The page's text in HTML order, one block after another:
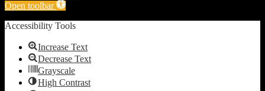
Open toolbar
Accessibility Tools
Increase Text
Decrease Text
Grayscale
High Contrast